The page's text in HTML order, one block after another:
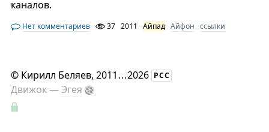
каналов.
Нет комментариев 37 2011 Айпад Айфон ссылки
© Кирилл Беляев, 2011 ...2026 РСС
Движок —Эгея